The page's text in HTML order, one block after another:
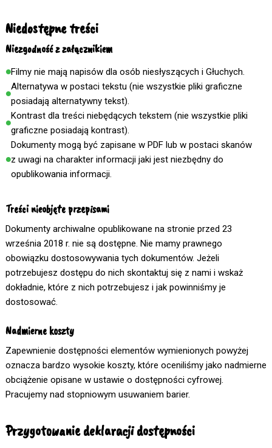
Niedostępne treści
Niezgodność z załącznikiem
Filmy nie mają napisów dla osób niesłyszących i Głuchych.
Alternatywa w postaci tekstu (nie wszystkie pliki graficzne
posiadają alternatywny tekst).
Kontrast dla treści niebędących tekstem (nie wszystkie pliki
graficzne posiadają kontrast).
Dokumenty mogą być zapisane w PDF lub w postaci skanów
z uwagi na charakter informacji jaki jest niezbędny do
opublikowania informacji.
Treści nieobjęte przepisami
Dokumenty archiwalne opublikowane na stronie przed 23
września 2018 r. nie są dostępne. Nie mamy prawnego
obowiązku dostosowywania tych dokumentów. Jeżeli
potrzebujesz dostępu do nich skontaktuj się z nami i wskaż
dokładnie, które z nich potrzebujesz i jak powinniśmy je
dostosować.
Nadmierne koszty
Zapewnienie dostępności elementów wymienionych powyżej
oznacza bardzo wysokie koszty, które oceniliśmy jako nadmierne
obciążenie opisane w ustawie o dostępności cyfrowej.
Pracujemy nad stopniowym usuwaniem barier.
Przygotowanie deklaracji dostępności